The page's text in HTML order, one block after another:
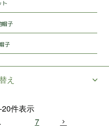
ト
帽子
子
え
-20件表示
7